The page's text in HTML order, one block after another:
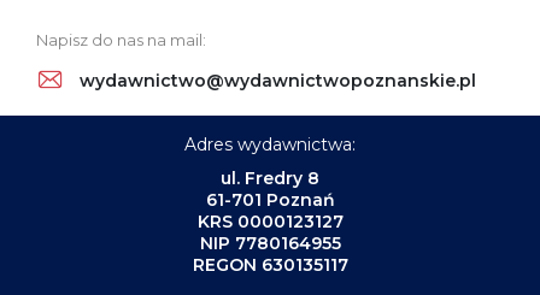
Napisz do nas na mail:
wydawnictwo@wydawnictwopoznanskie.pl
Adres wydawnictwa:
ul. Fredry 8
61-701 Poznań
KRS 0000123127
NIP 7780164955
REGON 630135117